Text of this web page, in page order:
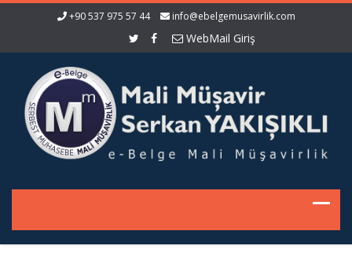
+90 537 975 57 44 info@ebelgemusavirlik.com
WebMail Giriş